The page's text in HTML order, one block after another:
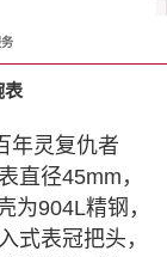
表
年灵复仇者
直径45mm，
为904L精钢，
式表冠把头，